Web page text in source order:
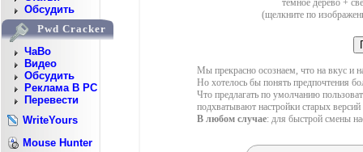
Обсудить
Pwd Cracker
ЧаВо
Видео
Обсудить
Реклама В PC
Перевести
WriteYours
Mouse Hunter
(щелкните по
Мы прекрасно осознаем, что на вкус и
Но хотелось бы понять предпочтения
Что предлагать по умолчанию
подхватывают настройки старых версий
В любом случае: для быстрой смены